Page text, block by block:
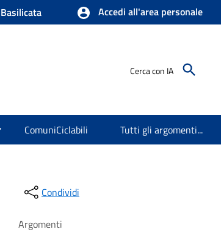
Accedi all'area personale
Cerca con IA
ComuniCiclabili Tutti gli argomenti...
Condividi
Argomenti